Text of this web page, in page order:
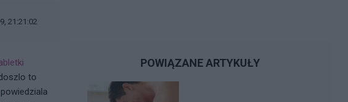
21:21:02
to
powiedziala
POWIĄZANE ARTYKUŁY